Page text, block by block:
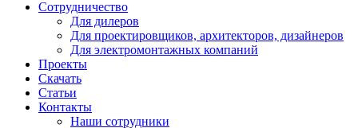
Сотрудничество
Для дилеров
Для проектировщиков, архитекторов, дизайнеров
Для электромонтажных компаний
Проекты
Скачать
Статьи
Контакты
Наши сотрудники